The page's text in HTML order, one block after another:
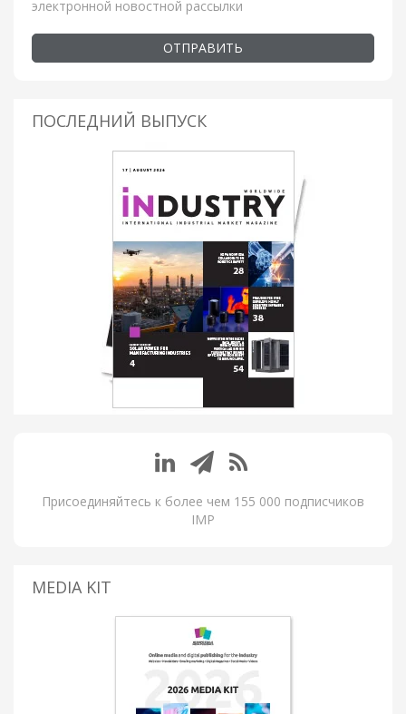
электронной новостной рассылки
ОТПРАВИТЬ
ПОСЛЕДНИЙ ВЫПУСК
Присоединяйтесь к более чем 155 000 подписчиков
IMP
MEDIA KIT